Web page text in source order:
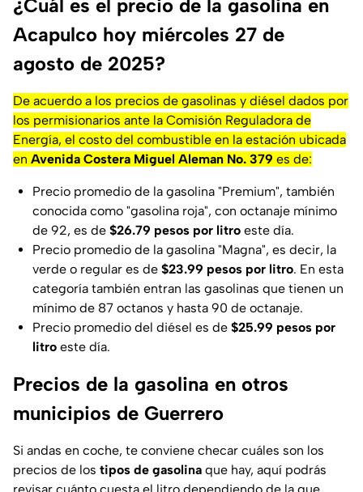
¿Cuál es el precio de la gasolina en
Acapulco hoy miércoles 27 de
agosto de 2025?
De acuerdo a los precios de gasolinas y diésel dados por
los permisionarios ante la Comisión Reguladora de
Energía, el costo del combustible en la estación ubicada
en Avenida Costera Miguel Aleman No. 379 es de:
Precio promedio de la gasolina "Premium", también
conocida como "gasolina roja", con octanaje mínimo
de 92, es de $26.79 pesos por litro este día.
Precio promedio de la gasolina "Magna", es decir, la
verde o regular es de $23.99 pesos por litro. En esta
categoría también entran las gasolinas que tienen un
mínimo de 87 octanos y hasta 90 de octanaje.
Precio promedio del diésel es de $25.99 pesos por
litro este día.
Precios de la gasolina en otros
municipios de Guerrero
Si andas en coche, te conviene checar cuáles son los
precios de los tipos de gasolina que hay, aquí podrás